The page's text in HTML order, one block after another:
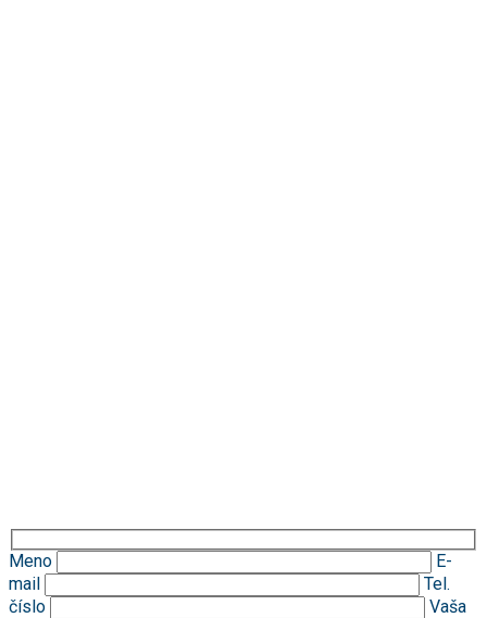
Meno
E-
mail
Tel.
číslo
Vaša